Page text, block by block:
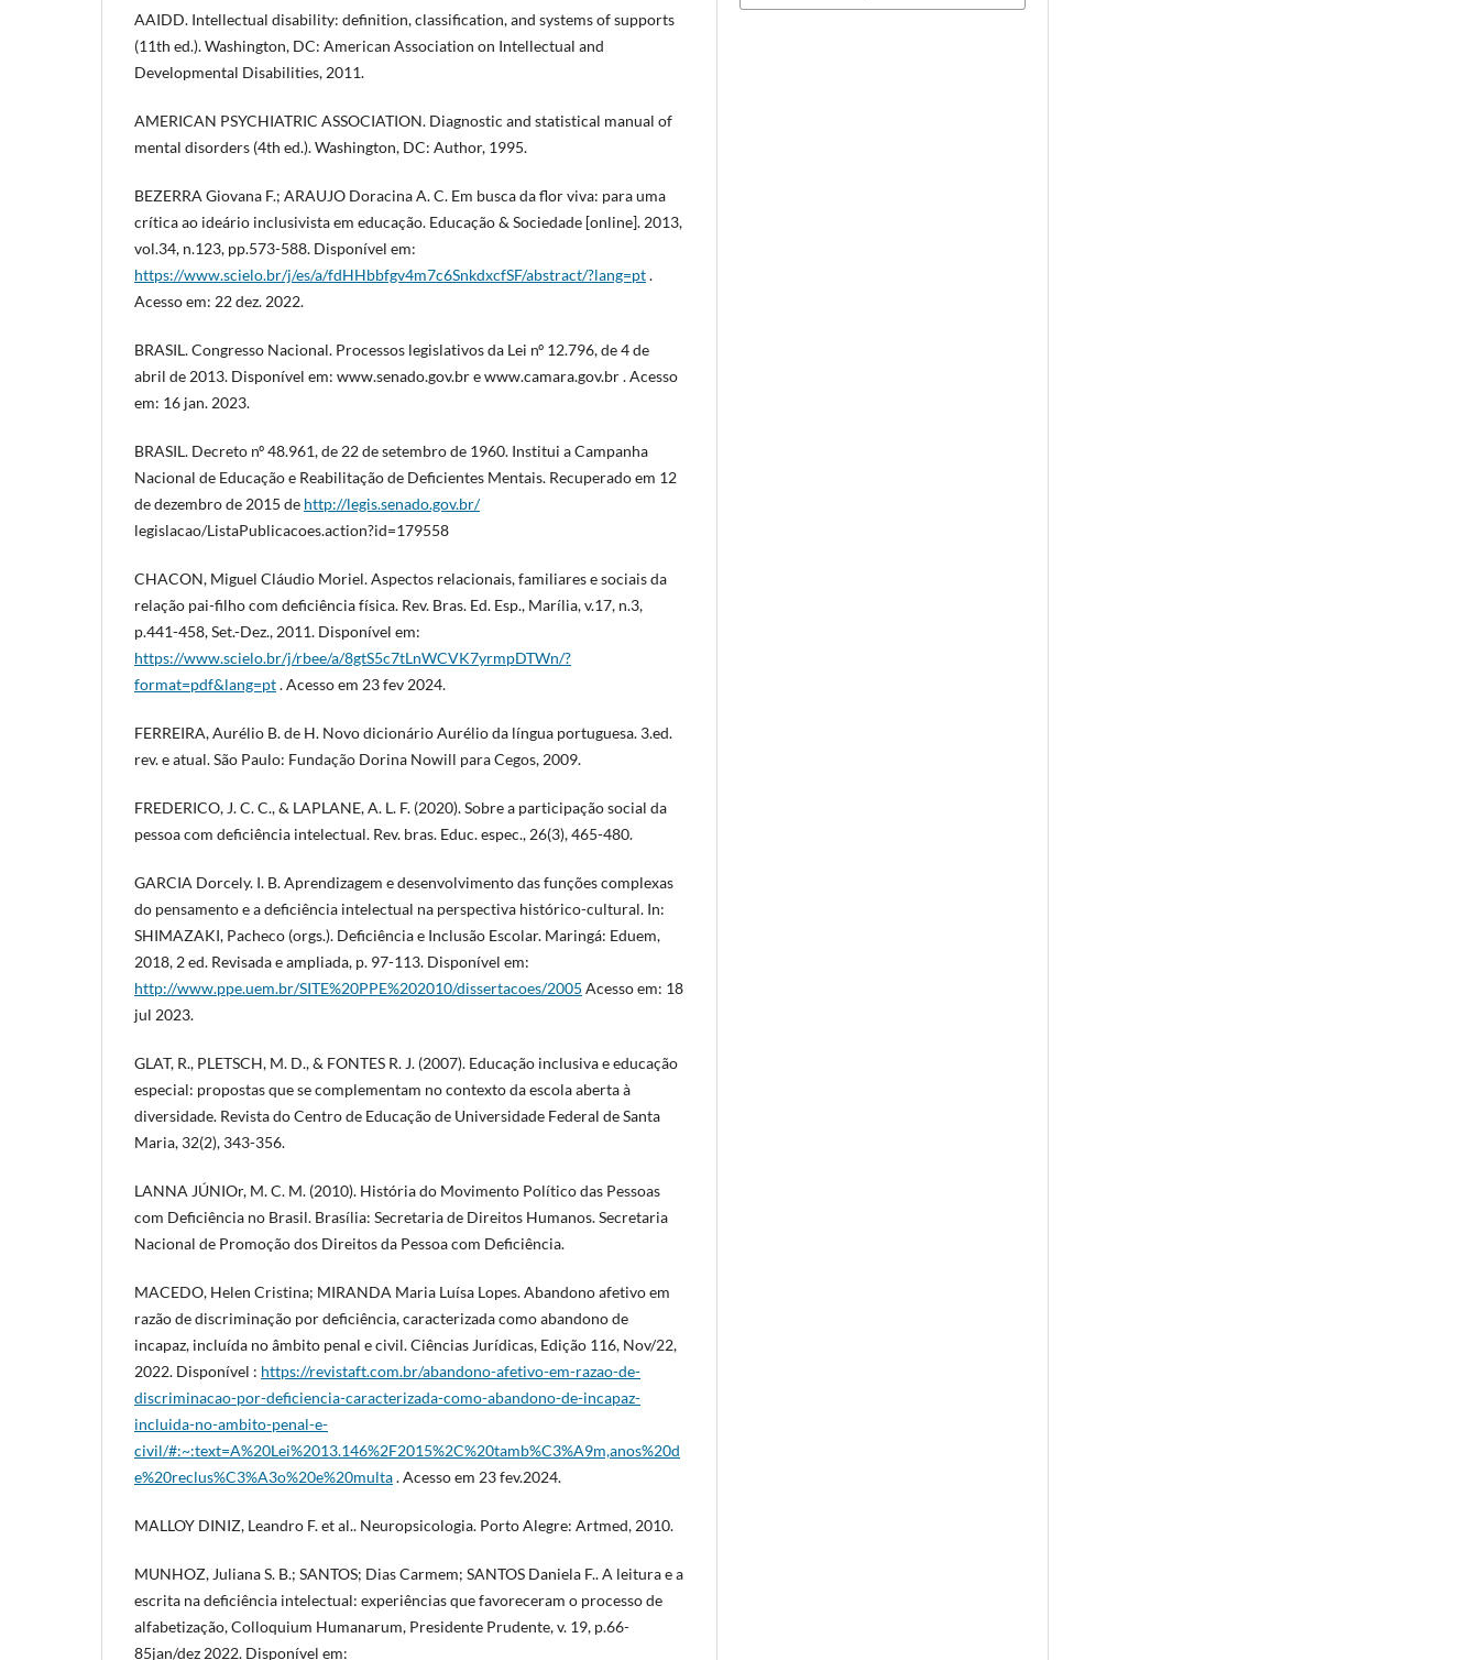
AAIDD. Intellectual disability: definition, classification, and systems of supports
(11th ed.). Washington, DC: American Association on Intellectual and
Developmental Disabilities, 2011.
AMERICAN PSYCHIATRIC ASSOCIATION. Diagnostic and statistical manual of
mental disorders (4th ed.). Washington, DC: Author, 1995.
BEZERRA Giovana F.; ARAUJO Doracina A. C. Em busca da flor viva: para uma
crítica ao ideário inclusivista em educação. Educação & Sociedade [online]. 2013,
vol.34, n.123, pp.573-588. Disponível em:
https://www.scielo.br/j/es/a/fdHHbbfgv4m7c6SnkdxcfSF/abstract/?lang=pt.
Acesso em: 22 dez. 2022.
BRASIL. Congresso Nacional. Processos legislativos da Lei nº 12.796, de 4 de
abril de 2013. Disponível em: www.senado.gov.br e www.camara.gov.br . Acesso
em: 16 jan. 2023.
BRASIL. Decreto nº 48.961, de 22 de setembro de 1960. Institui a Campanha
Nacional de Educação e Reabilitação de Deficientes Mentais. Recuperado em 12
de dezembro de 2015 de http://legis.senado.gov.br/
legislacao/ListaPublicacoes.action?id=179558
CHACON, Miguel Cláudio Moriel. Aspectos relacionais, familiares e sociais da
relação pai-filho com deficiência física. Rev. Bras. Ed. Esp., Marília, v.17, n.3,
p.441-458, Set.-Dez., 2011. Disponível em:
https://www.scielo.br/j/rbee/a/8gtS5c7tLnWCVK7yrmpDTWn/?
format=pdf&lang=pt. Acesso em 23 fev 2024.
FERREIRA, Aurélio B. de H. Novo dicionário Aurélio da língua portuguesa. 3.ed.
rev. e atual. São Paulo: Fundação Dorina Nowill para Cegos, 2009.
FREDERICO, J. C. C., & LAPLANE, A. L. F. (2020). Sobre a participação social da
pessoa com deficiência intelectual. Rev. bras. Educ. espec., 26(3), 465-480.
GARCIA Dorcely. I. B. Aprendizagem e desenvolvimento das funções complexas
do pensamento e a deficiência intelectual na perspectiva histórico-cultural. In:
SHIMAZAKI, Pacheco (orgs.). Deficiência e Inclusão Escolar. Maringá: Eduem,
2018, 2 ed. Revisada e ampliada, p. 97-113. Disponível em:
http://www.ppe.uem.br/SITE%20PPE%202010/dissertacoes/2005 Acesso em: 18
jul 2023.
GLAT, R., PLETSCH, M. D., & FONTES R. J. (2007). Educação inclusiva e educação
especial: propostas que se complementam no contexto da escola aberta à
diversidade. Revista do Centro de Educação de Universidade Federal de Santa
Maria, 32(2), 343-356.
LANNA JÚNIOr, M. C. M. (2010). História do Movimento Político das Pessoas
com Deficiência no Brasil. Brasília: Secretaria de Direitos Humanos. Secretaria
Nacional de Promoção dos Direitos da Pessoa com Deficiência.
MACEDO, Helen Cristina; MIRANDA Maria Luísa Lopes. Abandono afetivo em
razão de discriminação por deficiência, caracterizada como abandono de
incapaz, incluída no âmbito penal e civil. Ciências Jurídicas, Edição 116, Nov/22,
2022. Disponível : https://revistaft.com.br/abandono-afetivo-em-razao-de-
discriminacao-por-deficiencia-caracterizada-como-abandono-de-incapaz-
incluida-no-ambito-penal-e-
civil/#:~:text=A%20Lei%2013.146%2F2015%2C%20tamb%C3%A9m,anos%20d
e%20reclus%C3%A3o%20e%20multa. Acesso em 23 fev.2024.
MALLOY DINIZ, Leandro F. et al.. Neuropsicologia. Porto Alegre: Artmed, 2010.
MUNHOZ, Juliana S. B.; SANTOS; Dias Carmem; SANTOS Daniela F.. A leitura e a
escrita na deficiência intelectual: experiências que favoreceram o processo de
alfabetização, Colloquium Humanarum, Presidente Prudente, v. 19, p.66-
85jan/dez 2022. Disponível em: